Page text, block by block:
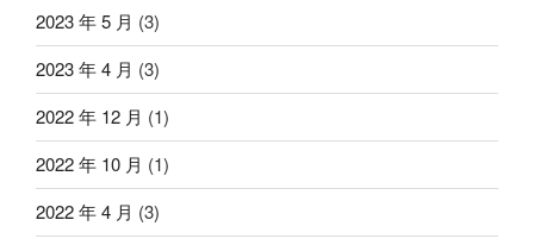
2023 年 5 月 (3)
2023 年 4 月 (3)
2022 年 12 月 (1)
2022 年 10 月 (1)
2022 年 4 月 (3)